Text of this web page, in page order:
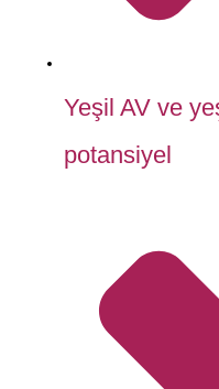
Yeşil AV ve
potansiyel